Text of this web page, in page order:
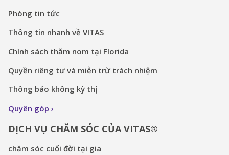
Phòng tin tức
Thông tin nhanh về VITAS
Chính sách thăm nom tại Florida
Quyền riêng tư và miễn trừ trách nhiệm
Thông báo không kỳ thị
Quyên góp
DỊCH VỤ CHĂM SÓC CỦA VITAS®
chăm sóc cuối đời tại gia